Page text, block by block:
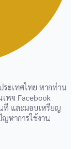
ะเทศไทย หากท่าน
พจ Facebook
ที และมอบเหรียญ
หาการใช้งาน